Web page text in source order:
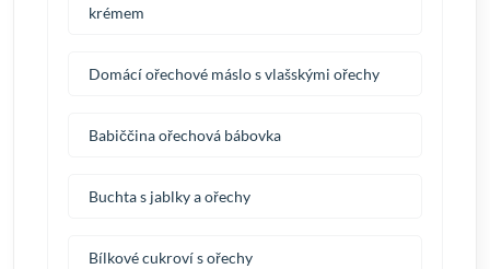
krémem
Domácí ořechové máslo s vlašskými ořechy
Babiččina ořechová bábovka
Buchta s jablky a ořechy
Bílkové cukroví s ořechy